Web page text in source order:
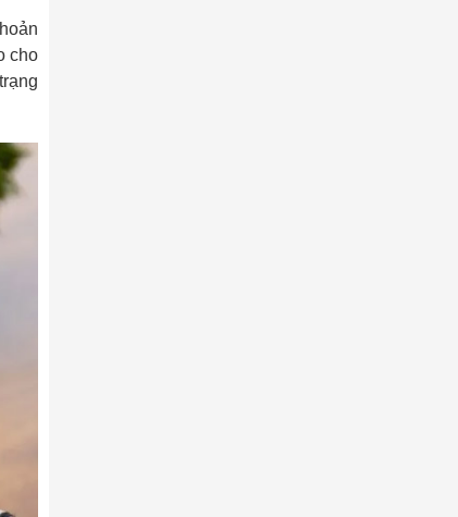
cho